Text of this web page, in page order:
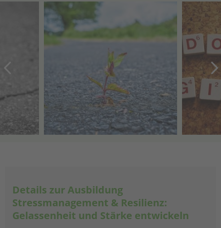
Details zur Ausbildung
Stressmanagement & Resilienz:
Gelassenheit und Stärke entwickeln